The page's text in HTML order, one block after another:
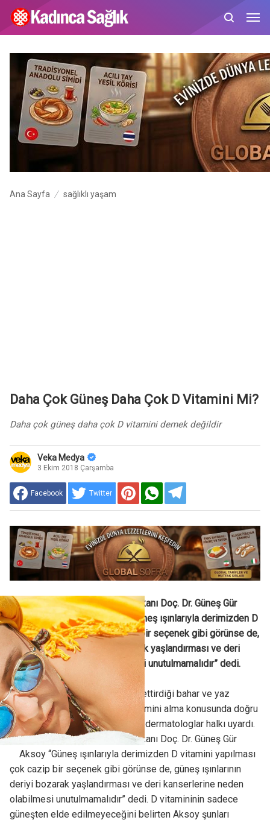
Ana Sayfa sağlıklı yaşam
Daha Çok Güneş Daha Çok D Vitamini Mi?
Daha çok güneş daha çok D vitamini demek değildir
Veka Medya
3 Ekim 2018 Çarşamba
Facebook Twitter
Türk Dermatoloji Derneği Başkanı Doç. Dr. Güneş Gür
Aksoy halkı uyardı. Aksoy “Güneş ışınlarıyla derimizden D
vitamini yapılması çok cazip bir seçenek gibi görünse de,
güneş ışınlarının deriyi bozarak yaşlandırması ve deri
kanserlerine neden olabilmesi unutulmamalıdır” dedi.
Güneşin kendini en fazla hissettirdiği bahar ve yaz
aylarında, güneşlenerek D vitamini alma konusunda doğru
bilgilendirmeyi yapmak üzere dermatologlar halkı uyardı.
Türk Dermatoloji Derneği Başkanı Doç. Dr. Güneş Gür
Aksoy “Güneş ışınlarıyla derimizden D vitamini yapılması
çok cazip bir seçenek gibi görünse de, güneş ışınlarının
deriyi bozarak yaşlandırması ve deri kanserlerine neden
olabilmesi unutulmamalıdır” dedi. D vitamininin sadece
güneşten elde edilmeyeceğini belirten Aksoy şunları